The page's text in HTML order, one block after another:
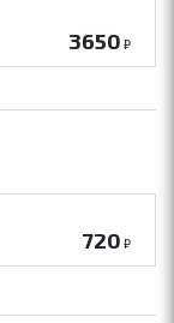
3650 ₽
720 ₽